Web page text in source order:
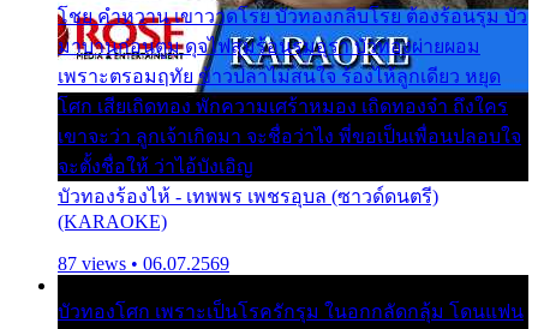
โชย คำหวาน เขาวาดโรย บัวทองกลีบโรย ต้องร้อนรุม บัว
มาบานก่อนตูม ดุจไฟสุมร้อนรุมอุรา บัวทองผ่ายผอม
เพราะตรอมฤทัย ข้าวปลาไม่สนใจ ร้องไห้ลูกเดียว หยุด
โศก เสียเถิดทอง พักความเศร้าหมอง เถิดทองจ๋า ถึงใคร
เขาจะว่า ลูกเจ้าเกิดมา จะชื่อว่าไง พี่ขอเป็นเพื่อนปลอบใจ
จะตั้งชื่อให้ ว่าไอ้บังเอิญ
บัวทองร้องไห้ - เทพพร เพชรอุบล (ซาวด์ดนตรี)
(KARAOKE)
87 views • 06.07.2569
บัวทองโศก เพราะเป็นโรครักรุม ในอกกลัดกลุ้ม โดนแฟน